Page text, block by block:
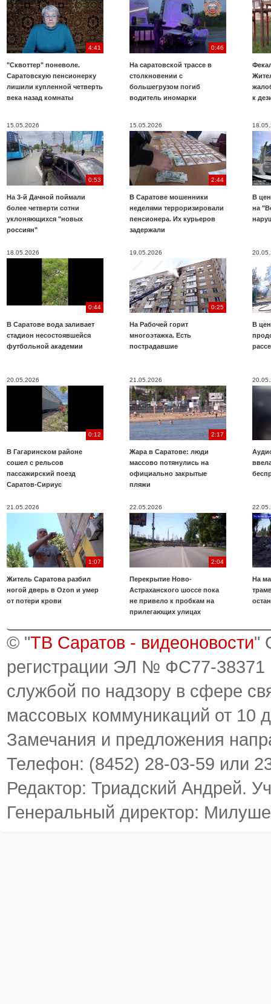
4:41
"Сквоттер" поневоле.
Саратовскую пенсионерку
лишили купленной четверть
века назад комнаты
0:46
На саратовской трассе в
столкновении с
большегрузом погиб
водитель иномарки
к
15.05.2026
0:53
На 3-й Дачной поймали
более четверти сотни
уклоняющихся "новых
россиян"
15.05.2026
2:44
В Саратове мошенники
неделями терроризировали
пенсионера. Их курьеров
задержали
В
на
18.05.2026
0:44
В Саратове вода заливает
стадион несостоявшейся
футбольной академии
19.05.2026
0:25
На Рабочей горит
многоэтажка. Есть
пострадавшие
В
20.05.2026
0:12
В Гагаринском районе
сошел с рельсов
пассажирский поезд
Саратов-Сириус
21.05.2026
2:17
Жара в Саратове: люди
массово потянулись на
официально закрытые
пляжи
21.05.2026
1:07
Житель Саратова разбил
ногой дверь в Ozon и умер
от потери крови
22.05.2026
2:04
Перекрытие Ново-
Астраханского шоссе пока
не привело к пробкам на
прилегающих улицах
На
© "ТВ Саратов - видеоновости"
регистрации ЭЛ № ФС77-38371
службой по надзору в сфере
массовых коммуникаций от 10
Замечания и предложения
Телефон: (8452) 28-03-59 или
Редактор: Триадский Андрей.
Генеральный директор: